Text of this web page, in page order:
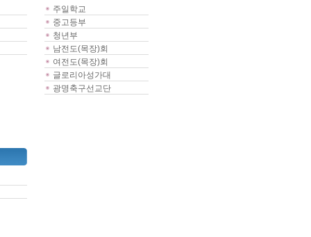
주일학교
중고등부
청년부
남전도(목장)회
여전도(목장)회
글로리아성가대
광명축구선교단